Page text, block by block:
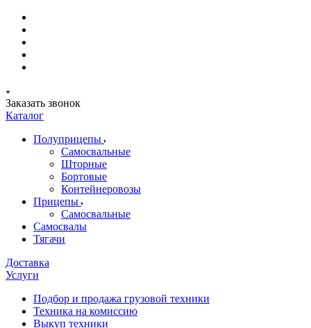
Заказать звонок
Каталог
Полуприцепы
Самосвальные
Шторные
Бортовые
Контейнеровозы
Прицепы
Самосвальные
Самосвалы
Тягачи
Доставка
Услуги
Подбор и продажа грузовой техники
Техника на комиссию
Выкуп техники